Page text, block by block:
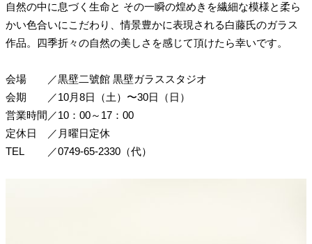
自然の中に息づく生命と その一瞬の煌めきを繊細な模様と柔ら
かい色合いにこだわり、情景豊かに表現される白藤氏のガラス
作品。四季折々の自然の美しさを感じて頂けたら幸いです。
会場 ／黒壁二號館 黒壁ガラススタジオ
会期
／10月8日（土）〜30日（日）
営業時間 ／10：00～17：00
定休日
／ 月曜日定休
TEL
／0749-65-2330（代）